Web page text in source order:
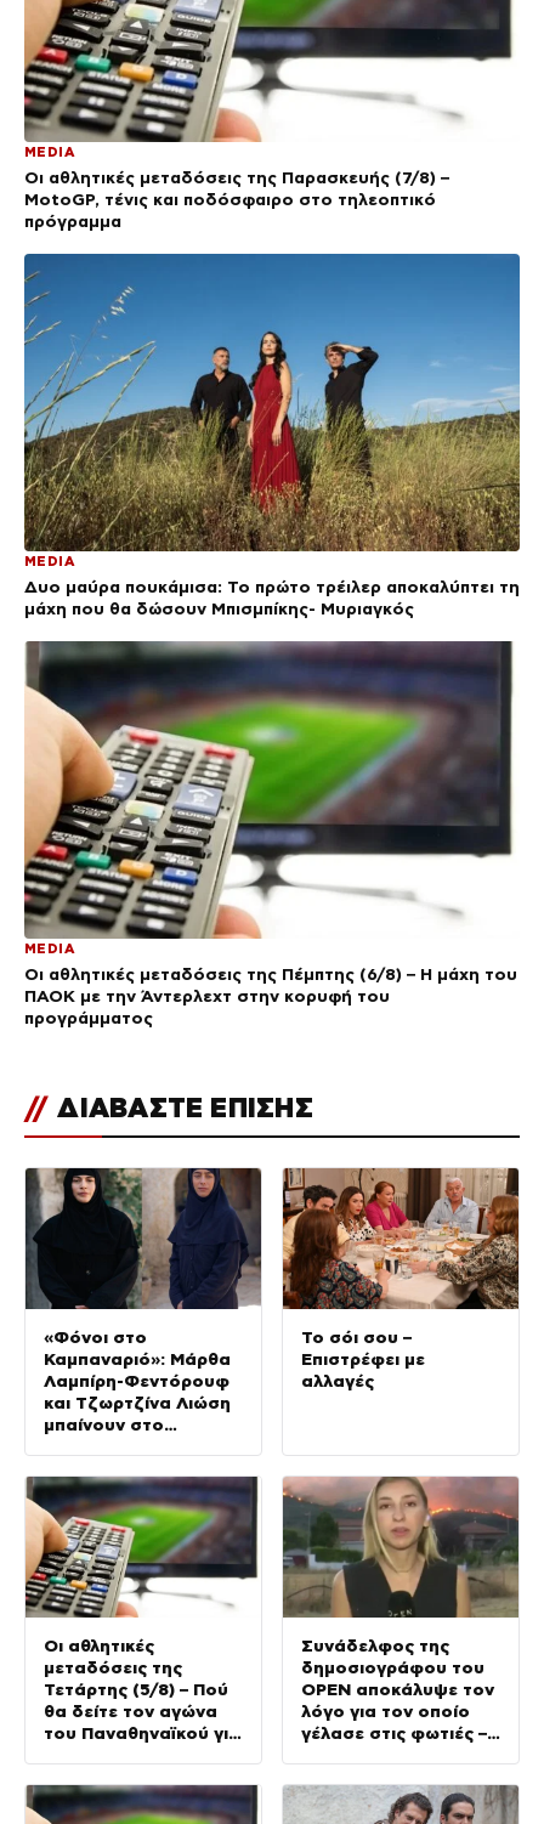
MEDIA
Οι αθλητικές μεταδόσεις της Παρασκευής (7/8) –
MotoGP, τένις και ποδόσφαιρο στο τηλεοπτικό
πρόγραμμα
MEDIA
Δυο μαύρα πουκάμισα: Το πρώτο τρέιλερ αποκαλύπτει τη
μάχη που θα δώσουν Μπισμπίκης- Μυριαγκός
MEDIA
Οι αθλητικές μεταδόσεις της Πέμπτης (6/8) – Η μάχη του
ΠΑΟΚ με την Άντερλεχτ στην κορυφή του
προγράμματος
// ΔΙΑΒΑΣΤΕ ΕΠΙΣΗΣ
«Φόνοι στο
Καμπαναριό»: Μάρθα
Λαμπίρη-Φεντόρουφ
και Τζωρτζίνα Λιώση
μπαίνουν στο
Το σόι σου –
Επιστρέφει με
αλλαγές
Οι αθλητικές
μεταδόσεις της
Τετάρτης (5/8) – Πού
θα δείτε τον αγώνα
του Παναθηναϊκού για
Συνάδελφος της
δημοσιογράφου του
OPEN αποκάλυψε τον
λόγο για τον οποίο
γέλασε στις φωτιές –